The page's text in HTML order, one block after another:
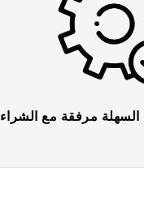
السهلة مرفقة مع الشراء